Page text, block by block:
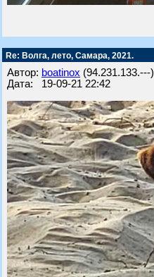
Re: Волга, лето, Самара, 2021.
Автор: boatinox (94.231.133.---)
Дата: 19-09-21 22:42